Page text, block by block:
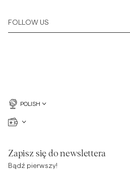
FOLLOW US
POLISH
Zapisz się do newslettera
Bądź pierwszy!